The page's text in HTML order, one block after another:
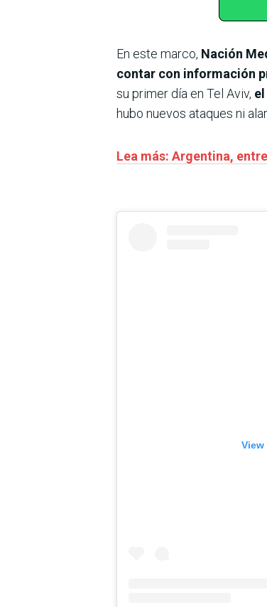
En este marco, Nación
contar con información
su primer día en Tel Aviv,
hubo nuevos ataques ni
Lea más: Argentina,